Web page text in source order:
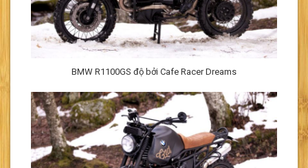
BMW R1100GS độ bởi Cafe Racer Dreams